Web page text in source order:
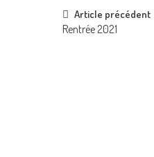
Post
Article précédent
Rentrée 2021